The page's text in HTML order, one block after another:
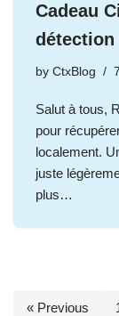
Cadeau
détection
by CtxBlog
Salut à tous,
pour
localement.
juste
plus…
« Previous